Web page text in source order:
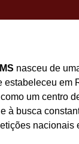
nasceu de
estabeleceu em
um centro
à busca
nacionais